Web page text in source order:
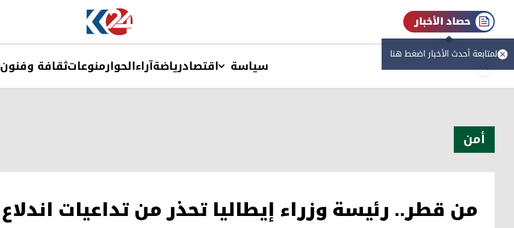
حصاد الأخبار
لمتابعة أحدث الأخبار اضغط هنا
سیاسة اقتصادریاضةآراءالحوارمنوعاتثقافة وفنون
أمن
من قطر.. رئيسة وزراء إيطاليا تحذر من تداعيات اندلاع